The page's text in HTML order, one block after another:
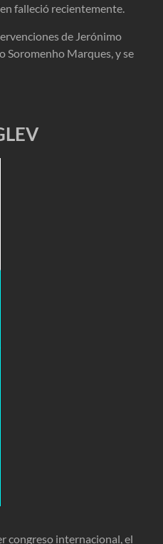
falleció recientemente.
de Jerónimo
Soromenho Marques, y se
congreso internacional, el